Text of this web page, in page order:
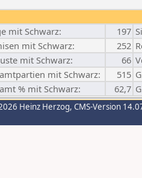
mit Schwarz: 197
mit Schwarz: 252
mit Schwarz: 66
mit Schwarz: 515
% mit Schwarz: 62,7
Heinz Herzog, CMS-Version